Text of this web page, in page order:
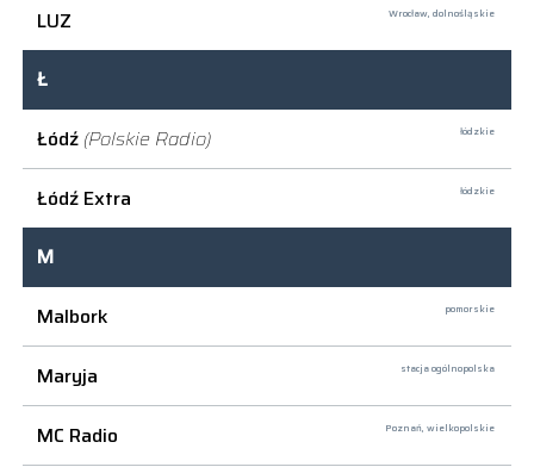
LUZ Wrocław, dolnośląskie
Ł
Łódź (Polskie Radio) łódzkie
Łódź Extra łódzkie
M
Malbork
pomorskie
Maryja stacja ogólnopolska
MC Radio Poznań, wielkopolskie